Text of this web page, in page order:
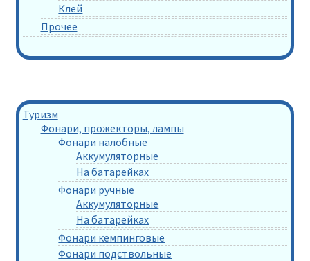
Клей
Прочее
Туризм
Фонари, прожекторы, лампы
Фонари налобные
Аккумуляторные
На батарейках
Фонари ручные
Аккумуляторные
На батарейках
Фонари кемпинговые
Фонари подствольные